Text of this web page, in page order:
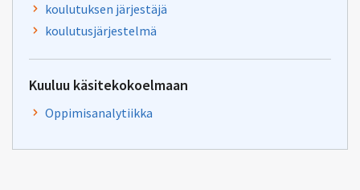
koulutuksen järjestäjä
koulutusjärjestelmä
Kuuluu käsitekokoelmaan
Oppimisanalytiikka